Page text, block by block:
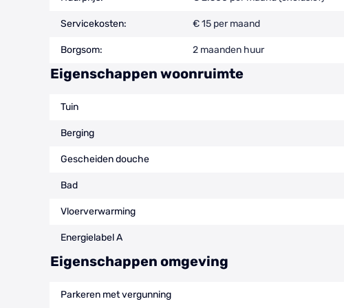
Servicekosten: € 15 per maand
Borgsom: 2 maanden huur
Eigenschappen woonruimte
Tuin
Berging
Gescheiden douche
Bad
Vloerverwarming
Energielabel A
Eigenschappen omgeving
Parkeren met vergunning